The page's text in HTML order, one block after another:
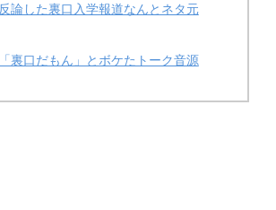
論した裏口入学報道なんとネタ元
裏口だもん」とボケたトーク音源